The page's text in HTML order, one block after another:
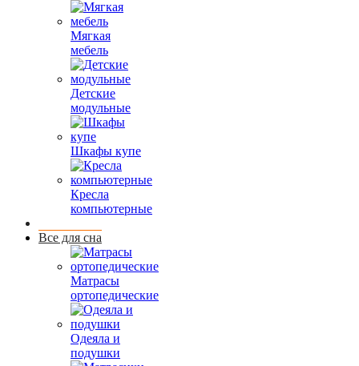
Мягкая
мебель
Детские
модульные
Шкафы купе
Кресла
компьютерные
Все для сна
Матрасы
ортопедические
Одеяла и
подушки